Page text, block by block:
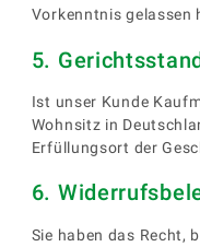
Vorkenntnis gelassen
5.
Ist unser Kunde
Wohnsitz in
Erfüllungsort der
6.
Sie haben das Recht,